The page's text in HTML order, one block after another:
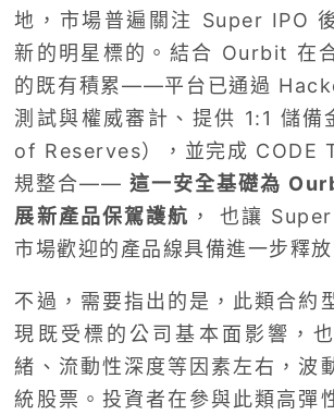
地，市場普遍關注 Super IPO
新的明星標的。結合 Ourbit 在
的既有積累——平台已通過
測試與權威審計、提供 1:1 儲
of Reserves），並完成 CODE
規整合——這一安全基礎為
展新產品保駕護航 ， 也讓
市場歡迎的產品線具備進一步釋放
不過，需要指出的是，此類合約
現既受標的公司基本面影響，
緒、流動性深度等因素左右，波
統股票。投資者在參與此類高彈